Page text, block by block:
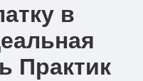
в
Практик